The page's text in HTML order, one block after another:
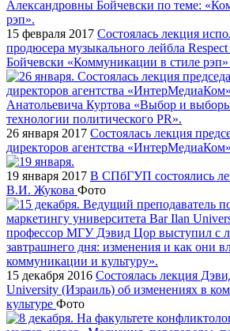
15 февраля 2017 Состоялась лекция
продюсера музыкального лейбла
Бойчевски «Коммуникации в стиле рэп»
26 января 2017 Состоялась лекция
директоров агентства
19 января 2017 В СПбГУП состоялись
В.И. Жукова Фото
15 декабря 2016 Состоялась лекция
University (Израиль) об изменениях в
культуре Фото